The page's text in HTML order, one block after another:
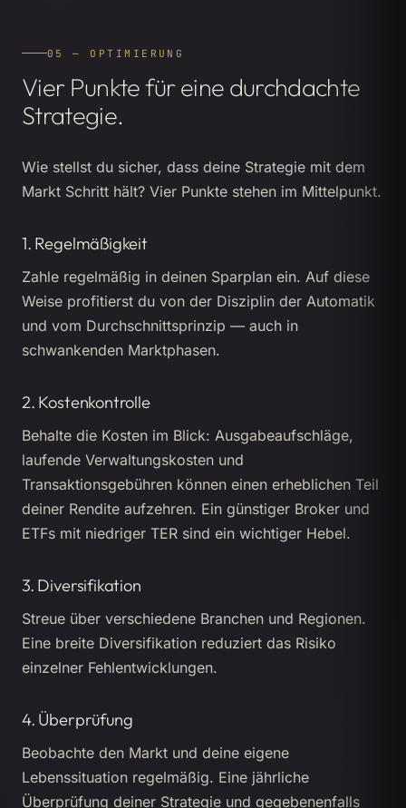
05 — OPTIMIERUNG
Vier Punkte für eine durchdachte
Strategie.
Wie stellst du sicher, dass deine Strategie mit dem
Markt Schritt hält? Vier Punkte stehen im Mittelpunkt.
1. Regelmäßigkeit
Zahle regelmäßig in deinen Sparplan ein. Auf diese
Weise profitierst du von der Disziplin der Automatik
und vom Durchschnittsprinzip — auch in
schwankenden Marktphasen.
2. Kostenkontrolle
Behalte die Kosten im Blick: Ausgabeaufschläge,
laufende Verwaltungskosten und
Transaktionsgebühren können einen erheblichen Teil
deiner Rendite aufzehren. Ein günstiger Broker und
ETFs mit niedriger TER sind ein wichtiger Hebel.
3. Diversifikation
Streue über verschiedene Branchen und Regionen.
Eine breite Diversifikation reduziert das Risiko
einzelner Fehlentwicklungen.
4. Überprüfung
Beobachte den Markt und deine eigene
Lebenssituation regelmäßig. Eine jährliche
Überprüfung deiner Strategie und gegebenenfalls